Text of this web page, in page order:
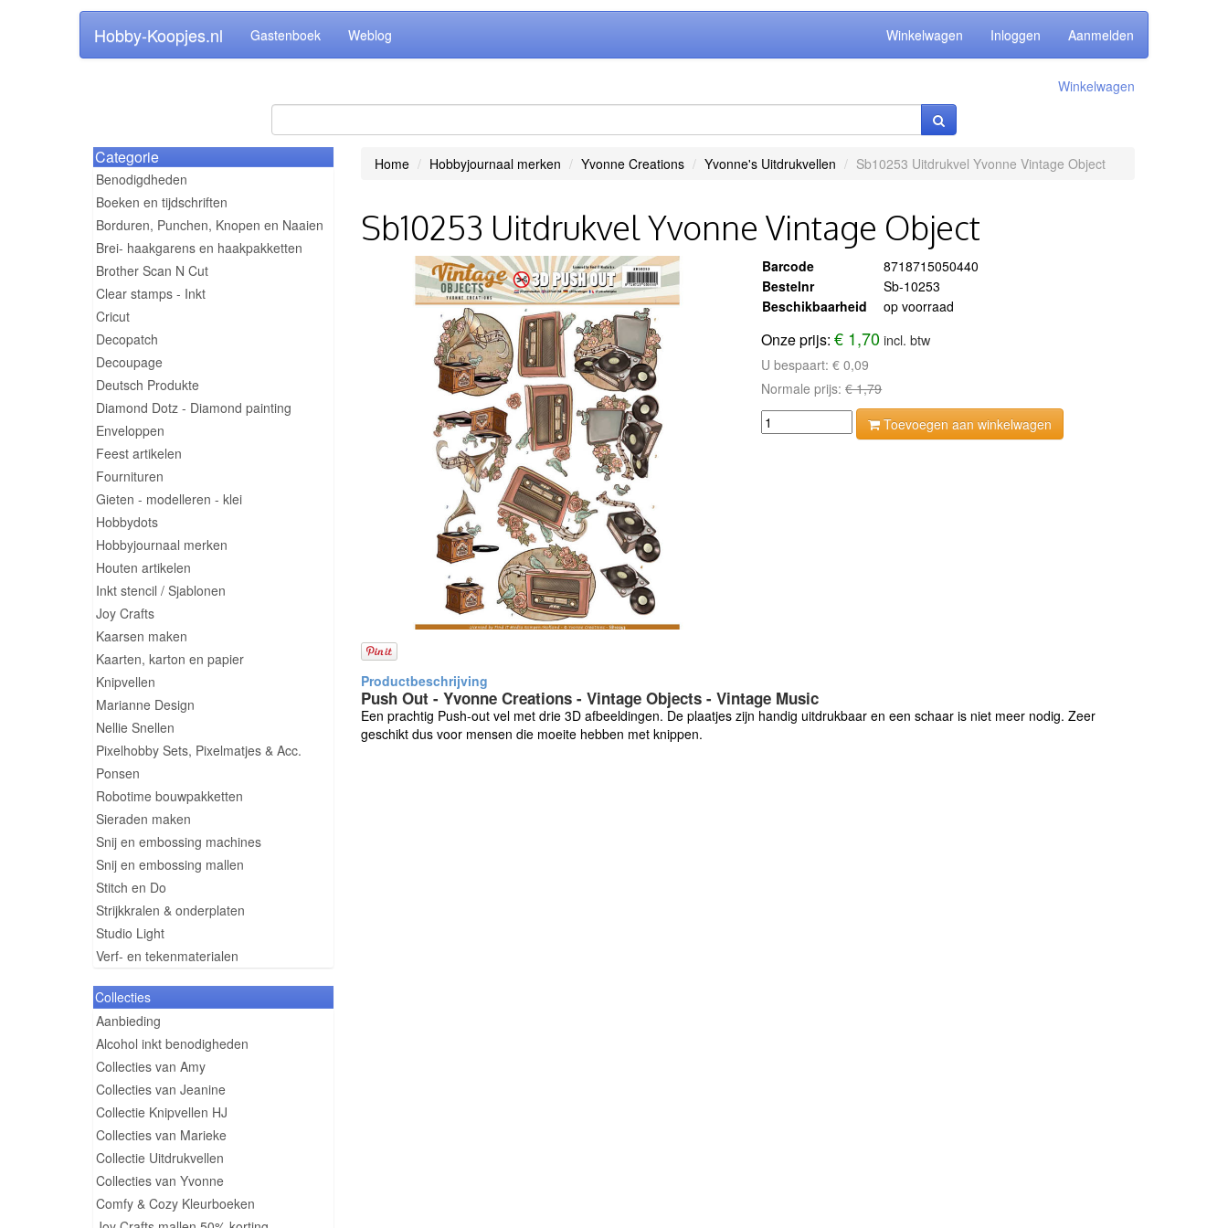
Hobby-Koopjes.nl Gastenboek Weblog Winkelwagen Inloggen Aanmelden
Winkelwagen
Categorie
Benodigdheden
Boeken en tijdschriften
Borduren, Punchen, Knopen en Naaien
Brei- haakgarens en haakpakketten
Brother Scan N Cut
Clear stamps - Inkt
Cricut
Decopatch
Decoupage
Deutsch Produkte
Diamond Dotz - Diamond painting
Enveloppen
Feest artikelen
Fournituren
Gieten - modelleren - klei
Hobbydots
Hobbyjournaal merken
Houten artikelen
Inkt stencil / Sjablonen
Joy Crafts
Kaarsen maken
Kaarten, karton en papier
Knipvellen
Marianne Design
Nellie Snellen
Pixelhobby Sets, Pixelmatjes & Acc.
Ponsen
Robotime bouwpakketten
Sieraden maken
Snij en embossing machines
Snij en embossing mallen
Stitch en Do
Strijkkralen & onderplaten
Studio Light
Verf- en tekenmaterialen
Collecties
Aanbieding
Alcohol inkt benodigheden
Collecties van Amy
Collecties van Jeanine
Collectie Knipvellen HJ
Collecties van Marieke
Collectie Uitdrukvellen
Collecties van Yvonne
Comfy & Cozy Kleurboeken
Home Hobbyjournaal merken Yvonne Creations Yvonne's Uitdrukvellen Sb10253 Uitdrukvel Yvonne Vintage Object
Sb10253 Uitdrukvel Yvonne Vintage Object
Barcode
8718715050440
Bestelnr
Sb-10253
Beschikbaarheid
op voorraad
Onze prijs:€ 1,70 incl. btw
U bespaart:€ 0,09
Normale prijs:€ 1,79
Toevoegen aan winkelwagen
Push Out - Yvonne Creations - Vintage Objects - Vintage Music
Een prachtig Push-out vel met drie 3D afbeeldingen. De plaatjes zijn handig uitdrukbaar en een schaar is niet meer nodig. Zeer
geschikt dus voor mensen die moeite hebben met knippen.